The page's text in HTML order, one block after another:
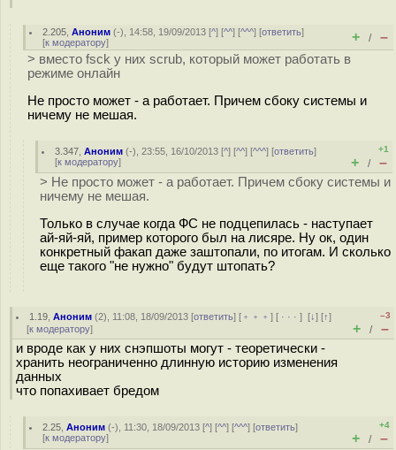
2.205 ,Аноним (-), 14:58, 19/09/2013 [^] [^^] [^^^] [ответить]
[к модератору] + / –
> вместо fsck у них scrub, который может работать в
режиме онлайн
Не просто может - а работает. Причем сбоку системы и
ничему не мешая.
3.347 ,Аноним (-), 23:55, 16/10/2013 [^] [^^] [^^^] [ответить]
[к модератору]
+1
+ / –
> Не просто может - а работает. Причем сбоку системы и
ничему не мешая.
Только в случае когда ФС не подцепилась - наступает
ай-яй-яй, пример которого был на лисяре. Ну ок, один
конкретный факап даже заштопали, по итогам. И сколько
еще такого "не нyжно" будут штопать?
1.19 ,Аноним (2), 11:08, 18/09/2013 [ответить] [ ﹢﹢﹢] [ · · ·][↓] [↑]
[к модератору]
–3
+ / –
и вроде как у них снэпшоты могут - теоретически -
хранить неограниченно длинную историю изменения
данных
что попахивает бредом
2.25 ,Аноним (-), 11:30, 18/09/2013 [^] [^^] [^^^] [ответить]
[к модератору]
+4
+ / –